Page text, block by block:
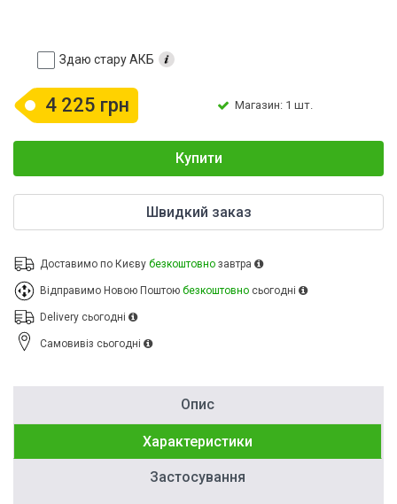
Здаю стару АКБ
4 225 грн Магазин: 1 шт.
Купити
Швидкий заказ
Доставимо по Києву безкоштовно завтра
Відправимо Новою Поштою безкоштовно сьогодні
Delivery сьогодні
Cамовивіз сьогодні
Опис
Характеристики
Застосування